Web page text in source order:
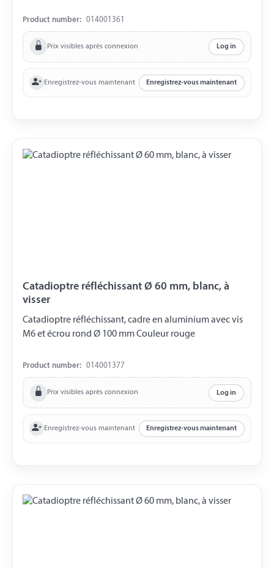
Product number: 014001361
Prix visibles après connexion Log in
Enregistrez-vous maintenant Enregistrez-vous maintenant
Catadioptre réfléchissant Ø 60 mm, blanc, à
visser
Catadioptre réfléchissant, cadre en aluminium avec vis
M6 et écrou rond Ø 100 mm Couleur rouge
Product number: 014001377
Prix visibles après connexion Log in
Enregistrez-vous maintenant Enregistrez-vous maintenant